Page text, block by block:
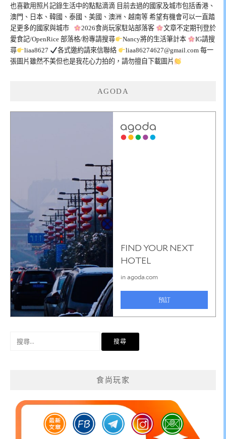
也喜歡用照片記錄生活中的點點滴滴 目前去過的國家及城市包括香港、
澳門、日本、韓國、泰國、美國、澳洲、越南等 希望有機會可以一直踏
足更多的國家與城市
2026食尚玩家駐站部落客
文章不定期刊登於
愛食記/OpenRice 部落格/粉專請搜尋
Nancy將的生活筆計本
IG請搜
尋
liaa8627 各式邀約請來信聯絡 liaa86274627@gmail.com每一
張圖片雖然不美但也是我花心力拍的，請勿擅自下載圖片
AGODA
食尚玩家